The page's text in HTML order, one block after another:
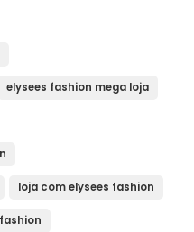
elysees fashion mega loja
loja com elysees fashion